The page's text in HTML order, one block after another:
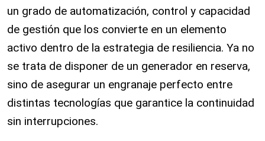
un grado de automatización, control y capacidad
de gestión que los convierte en un elemento
activo dentro de la estrategia de resiliencia. Ya no
se trata de disponer de un generador en reserva,
sino de asegurar un engranaje perfecto entre
distintas tecnologías que garantice la continuidad
sin interrupciones.